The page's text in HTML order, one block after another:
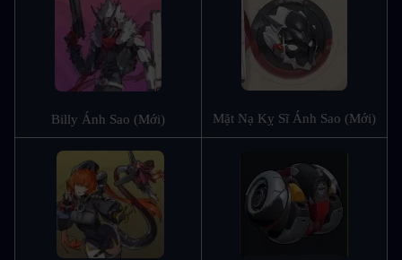
Billy Ánh Sao (Mới) Mặt Nạ Kỵ Sĩ Ánh Sao (Mới)